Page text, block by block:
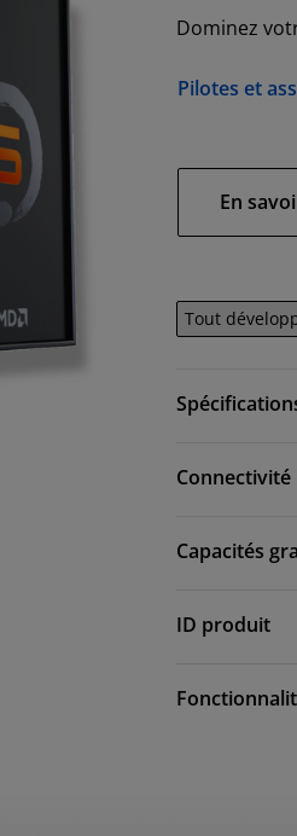
Dominez
Pilotes et
En
Tout
Connectivité
Capacités
ID produit